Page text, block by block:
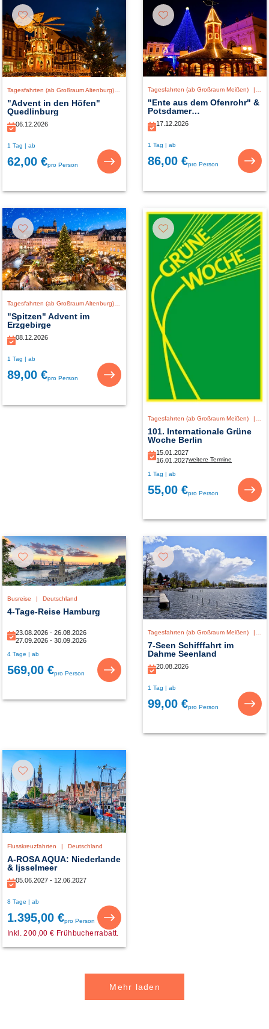
Deutschland
"Advent in den Höfen"
Quedlinburg
06.12.2026
1 Tag | ab
62,00 €pro Person
Tagesfahrten (ab Großraum Meißen)
"Ente aus dem Ofenrohr" &
Potsdamer
Weihnachtszauber
17.12.2026
1 Tag | ab
86,00 €pro Person
Tagesfahrten (ab Großraum Altenburg)| Deutschland
"Spitzen" Advent im
Erzgebirge
08.12.2026
1 Tag | ab
89,00 €pro Person
Tagesfahrten (ab Großraum Meißen) |
101. Internationale Grüne
Woche Berlin
15.01.2027
16.01.2027weitere Termine
1 Tag | ab
55,00 €pro Person
Busreise | Deutschland
4-Tage-Reise Hamburg
23.08.2026 - 26.08.2026
27.09.2026 - 30.09.2026
4 Tage | ab
569,00 €pro Person
Tagesfahrten (ab Großraum Meißen) |
7-Seen Schifffahrt im
Dahme Seenland
20.08.2026
1 Tag | ab
99,00 €pro Person
Flusskreuzfahrten | Deutschland
A-ROSA AQUA: Niederlande
& Ijsselmeer
05.06.2027 - 12.06.2027
8 Tage | ab
1.395,00 €pro Person
Inkl. 200,00 € Frühbucherrabatt.
Mehr laden